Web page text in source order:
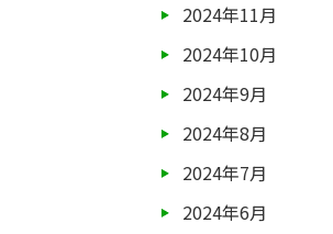
2024年11月
2024年10月
2024年9月
2024年8月
2024年7月
2024年6月